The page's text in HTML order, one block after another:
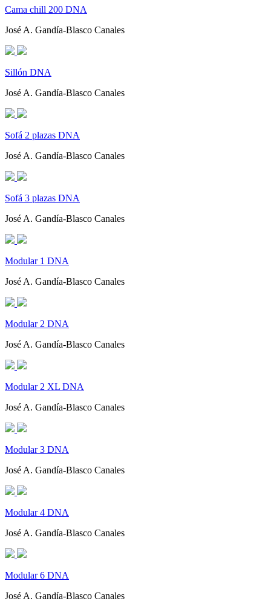
Cama chill 200 DNA
José A. Gandía-Blasco Canales
Sillón DNA
José A. Gandía-Blasco Canales
Sofá 2 plazas DNA
José A. Gandía-Blasco Canales
Sofá 3 plazas DNA
José A. Gandía-Blasco Canales
Modular 1 DNA
José A. Gandía-Blasco Canales
Modular 2 DNA
José A. Gandía-Blasco Canales
Modular 2 XL DNA
José A. Gandía-Blasco Canales
Modular 3 DNA
José A. Gandía-Blasco Canales
Modular 4 DNA
José A. Gandía-Blasco Canales
Modular 6 DNA
José A. Gandía-Blasco Canales